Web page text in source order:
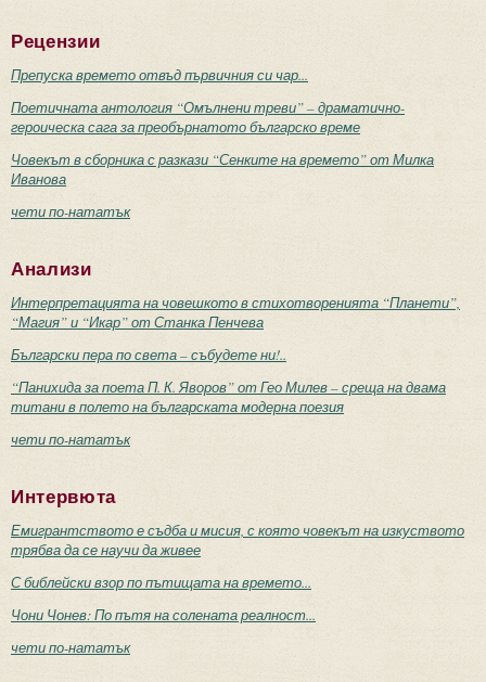
Рецензии
Препуска времето отвъд първичния си чар...
Поетичната антология “Омълнени треви” – драматично-
героическа сага за преобърнатото българско време
Човекът в сборника с разкази “Сенките на времето” от Милка
Иванова
чети по-нататък
Анализи
Интерпретацията на човешкото в стихотворенията “Планети”,
“Магия” и “Икар” от Станка Пенчева
Български пера по света – събудете ни!..
“Панихида за поета П. К. Яворов” от Гео Милев – среща на двама
титани в полето на българската модерна поезия
чети по-нататък
Интервюта
Емигрантството е съдба и мисия, с която човекът на изкуството
трябва да се научи да живее
С библейски взор по пътищата на времето...
Чони Чонев: По пътя на солената реалност...
чети по-нататък